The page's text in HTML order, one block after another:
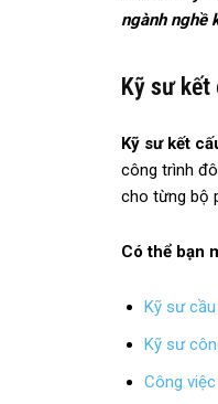
ngành nghề
Kỹ sư kết
Kỹ sư kết
công trình
cho từng bộ
Có thể bạn
Kỹ sư
Kỹ sư
Công